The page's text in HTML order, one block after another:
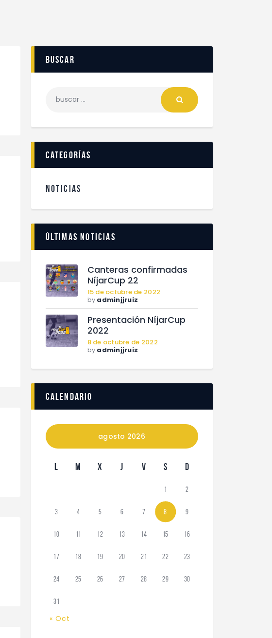
buscar
categorías
NOTICIAS
Últimas noticias
Canteras confirmadas
NíjarCup 22
15 de octubre de 2022
by adminjjruiz
Presentación NíjarCup
2022
8 de octubre de 2022
by adminjjruiz
calendario
agosto 2026
L M X J V S D
1 2
3 4 5 6 7 8 9
10 11 12 13 14 15 16
17 18 19 20 21 22 23
24 25 26 27 28 29 30
31
« Oct